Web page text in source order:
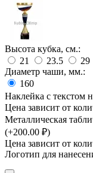
Высота кубка, см.:
21
23.5 29
Диаметр чаши, мм.:
160
Наклейка с текстом
Цена зависит от
Металлическая
(+200.00 ₽)
Цена зависит от
Логотип для